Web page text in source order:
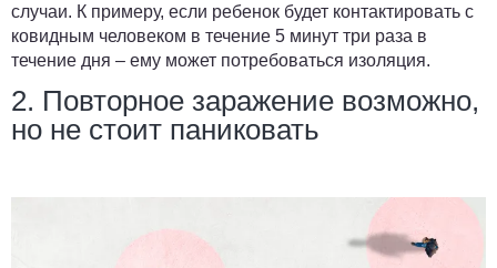
случаи. К примеру, если ребенок будет контактировать с
ковидным человеком в течение 5 минут три раза в
течение дня – ему может потребоваться изоляция.
2. Повторное заражение возможно,
но не стоит паниковать